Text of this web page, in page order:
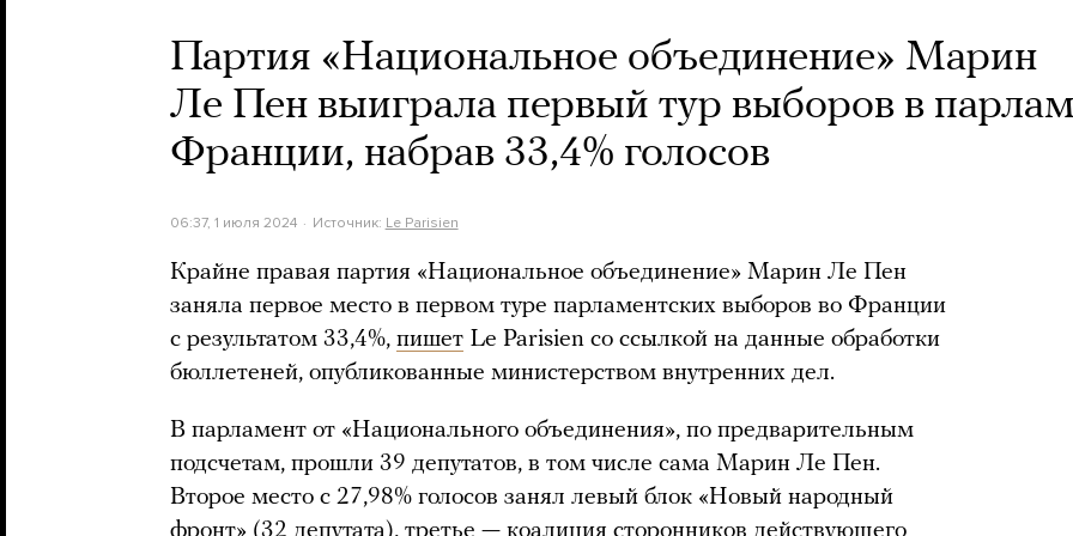
Партия «Национальное объединение» Марин
Ле Пен выиграла первый тур выборов в
Франции, набрав 33,4% голосов
06:37, 1 июля 2024 Источник: Le Parisien
Крайне правая партия «Национальное объединение» Марин Ле Пен
заняла первое место в первом туре парламентских выборов во Франции
с результатом 33,4%, пишет Le Parisien со ссылкой на данные обработки
бюллетеней, опубликованные министерством внутренних дел.
В парламент от «Национального объединения», по предварительным
подсчетам, прошли 39 депутатов, в том числе сама Марин Ле Пен.
Второе место с 27,98% голосов занял левый блок «Новый народный
фронт» (32 депутата), третье — коалиция сторонников действующего